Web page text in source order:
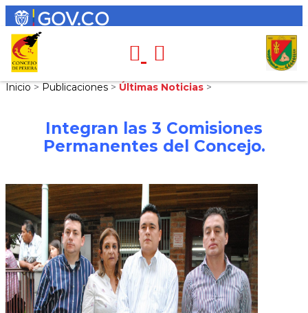
Inicio > Publicaciones > Últimas Noticias >
Integran las 3 Comisiones
Permanentes del Concejo.